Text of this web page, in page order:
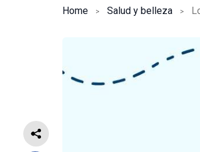
Home Salud y belleza